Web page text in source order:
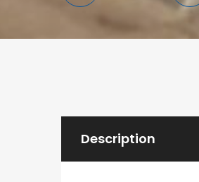
Description